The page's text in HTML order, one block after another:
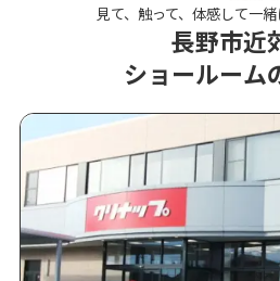
見て、触って、体感して一
長野市近
ショールーム